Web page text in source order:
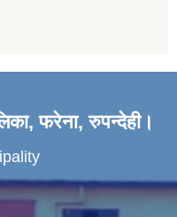
फरेना, रुपन्देही।